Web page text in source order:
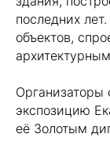
последних
объектов,
Организаторы
экспозицию
её Золотым